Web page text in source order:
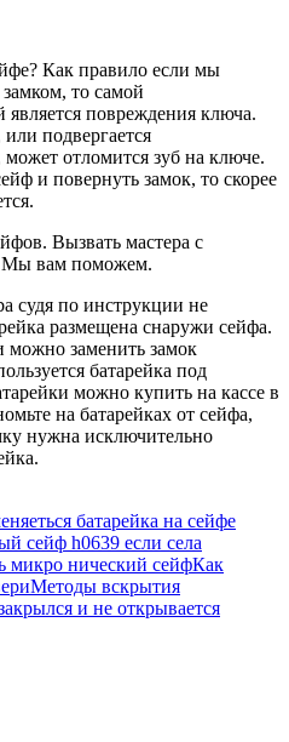
Как правило если мы
то самой
повреждения ключа.
подвергается
отломится зуб на ключе.
и повернуть замок, то скорее
Вызвать мастера с
Мы вам поможем.
судя по инструкции не
размещена снаружи сейфа.
можно заменить замок
батарейка под
можно купить на кассе в
на батарейках от сейфа,
нужна исключительно
батарейка на сейфе
сейф h0639 если села
микро нический сейфКак
Методы вскрытия
и не открывается